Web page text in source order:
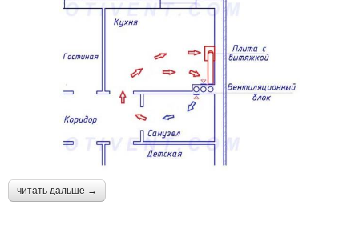
читать дальше →